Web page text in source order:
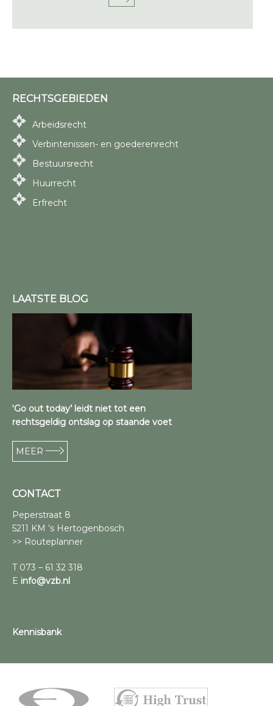
RECHTSGEBIEDEN
Arbeidsrecht
Verbintenissen- en goederenrecht
Bestuursrecht
Huurrecht
Erfrecht
LAATSTE BLOG
‘Go out today’ leidt niet tot een
rechtsgeldig ontslag op staande voet
MEER
CONTACT
Peperstraat 8
5211 KM ’s Hertogenbosch
>> Routeplanner
T 073 – 61 32 318
E info@vzb.nl
Kennisbank